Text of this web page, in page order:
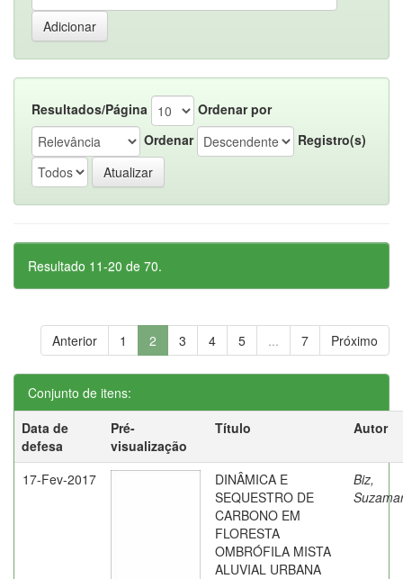
Resultados/Página
Ordenar por
Ordenar
Registro(s)
Resultado 11-20 de 70.
Anterior 1 2 3 4 5 ... 7 Próximo
Conjunto de itens:
Data de
defesa
Pré-
visualização
Título Autor
17-Fev-2017
DINÂMICA E
SEQUESTRO DE
CARBONO EM
FLORESTA
OMBRÓFILA MISTA
ALUVIAL URBANA
Biz,